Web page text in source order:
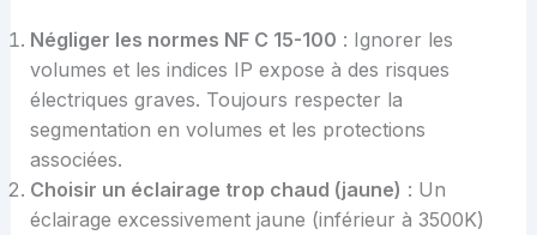
Négliger les normes NF C 15-100 : Ignorer les
volumes et les indices IP expose à des risques
électriques graves. Toujours respecter la
segmentation en volumes et les protections
associées.
Choisir un éclairage trop chaud (jaune) : Un
éclairage excessivement jaune (inférieur à 3500K)